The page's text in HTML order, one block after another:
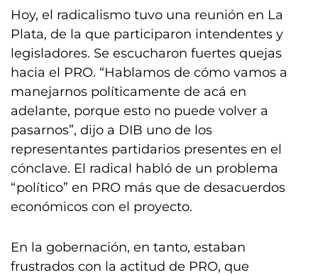
Hoy, el radicalismo tuvo una reunión en La
Plata, de la que participaron intendentes y
legisladores. Se escucharon fuertes quejas
hacia el PRO. “Hablamos de cómo vamos a
manejarnos políticamente de acá en
adelante, porque esto no puede volver a
pasarnos”, dijo a DIB uno de los
representantes partidarios presentes en el
cónclave. El radical habló de un problema
“político” en PRO más que de desacuerdos
económicos con el proyecto.
En la gobernación, en tanto, estaban
frustrados con la actitud de PRO, que